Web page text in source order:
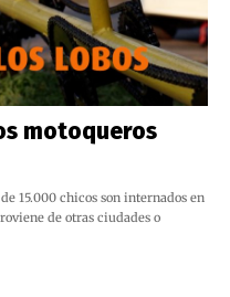
motoqueros
15.000 chicos son internados en
de otras ciudades o